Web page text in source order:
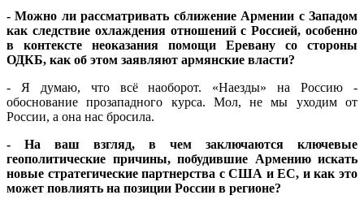
- ⁠Можно ли рассматривать сближение Армении с Западом
как следствие охлаждения отношений с Россией, особенно
в контексте неоказания помощи Еревану со стороны
ОДКБ, как об этом заявляют армянские власти?
- Я думаю, что всё наоборот. «Наезды» на Россию -
обоснование прозападного курса. Мол, не мы уходим от
России, а она нас бросила.
- На ваш взгляд, в чем заключаются ключевые
геополитические причины, побудившие Армению искать
новые стратегические партнерства с США и ЕС, и как это
может повлиять на позиции России в регионе?